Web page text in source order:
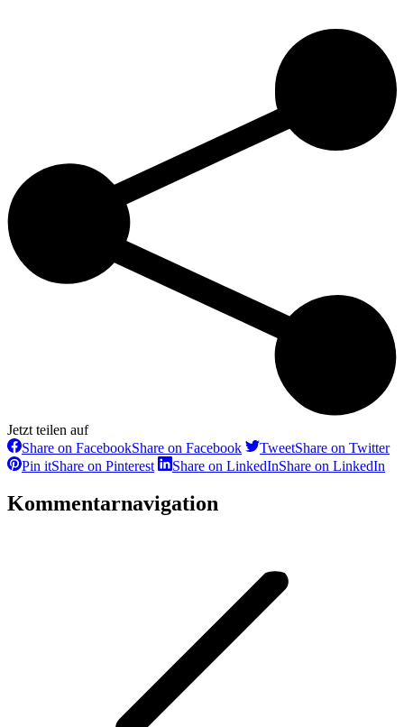
Jetzt teilen auf
Share on FacebookShare on Facebook TweetShare on Twitter
Pin itShare on Pinterest Share on LinkedInShare on LinkedIn
Kommentarnavigation